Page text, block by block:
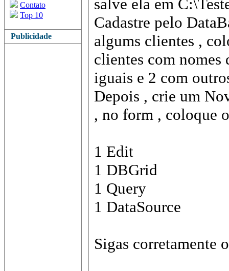
Contato
Top 10
Publicidade
salve ela em
Cadastre pelo
algums clientes ,
clientes com nomes
iguais e 2 com
Depois , crie um
, no form , coloque
1 Edit
1 DBGrid
1 Query
1 DataSource
Sigas corretamente